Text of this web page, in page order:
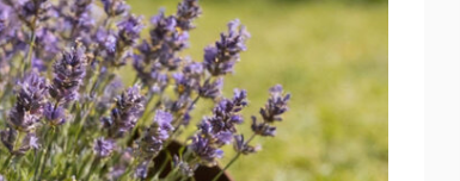
Tapis en roseaux
Clôture électriques
Fil de barbelé